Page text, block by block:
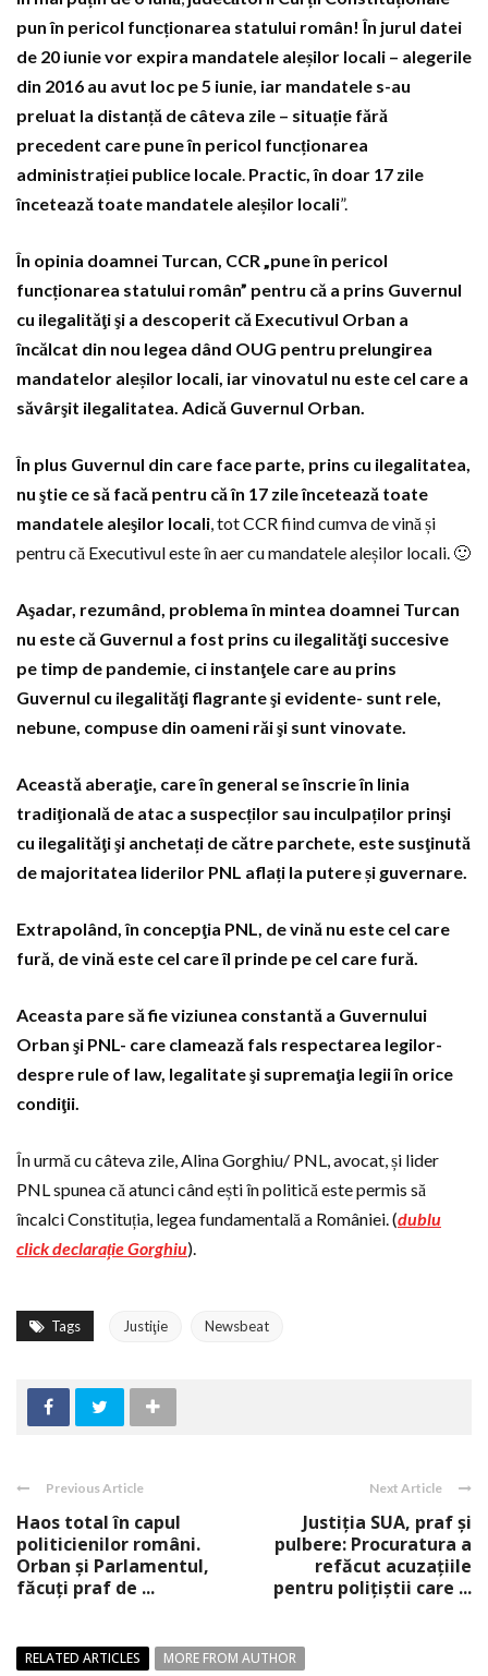
pun în pericol funcționarea statului român! În jurul datei
de 20 iunie vor expira mandatele aleșilor locali – alegerile
din 2016 au avut loc pe 5 iunie, iar mandatele s-au
preluat la distanță de câteva zile – situație fără
precedent care pune în pericol funcționarea
administrației publice locale Practic, în doar 17 zile
încetează toate mandatele aleșilor locali”.
În opinia doamnei Turcan, CCR „pune în pericol
funcționarea statului român” pentru că a prins Guvernul
cu ilegalităţi şi a descoperit că Executivul Orban a
încălcat din nou legea dând OUG pentru prelungirea
mandatelor aleșilor locali, iar vinovatul nu este cel care a
săvârşit ilegalitatea. Adică Guvernul Orban.
În plus Guvernul din care face parte, prins cu ilegalitatea,
nu ştie ce să facă pentru că în 17 zile încetează toate
mandatele aleşilor locali , tot CCR fiind cumva de vină și
pentru că Executivul este în aer cu mandatele aleșilor locali. 🙂
Aşadar, rezumând, problema în mintea doamnei Turcan
nu este că Guvernul a fost prins cu ilegalităţi succesive
pe timp de pandemie, ci instanţele care au prins
Guvernul cu ilegalităţi flagrante şi evidente- sunt rele,
nebune, compuse din oameni răi şi sunt vinovate.
Această aberaţie, care în general se înscrie în linia
tradiţională de atac a suspecților sau inculpaților prinşi
cu ilegalităţi şi anchetați de către parchete, este susţinută
de majoritatea liderilor PNL aflați la putere și guvernare.
Extrapolând, în concepţia PNL, de vină nu este cel care
fură, de vină este cel care îl prinde pe cel care fură.
Aceasta pare să fie viziunea constantă a Guvernului
Orban şi PNL- care clamează fals respectarea legilor-
despre rule of law, legalitate şi supremaţia legii în orice
condiţii.
În urmă cu câteva zile, Alina Gorghiu/ PNL, avocat, și lider
PNL spunea că atunci când ești în politică este permis să
încalci Constituția, legea fundamentală a României. (dublu
click declarație Gorghiu).
Tags Justiţie Newsbeat
Previous Article
Haos total în capul
politicienilor români.
Orban şi Parlamentul,
făcuţi praf de ...
Next Article
Justiţia SUA, praf şi
pulbere: Procuratura a
refăcut acuzaţiile
pentru poliţiştii care ...
RELATED ARTICLES
MORE FROM AUTHOR